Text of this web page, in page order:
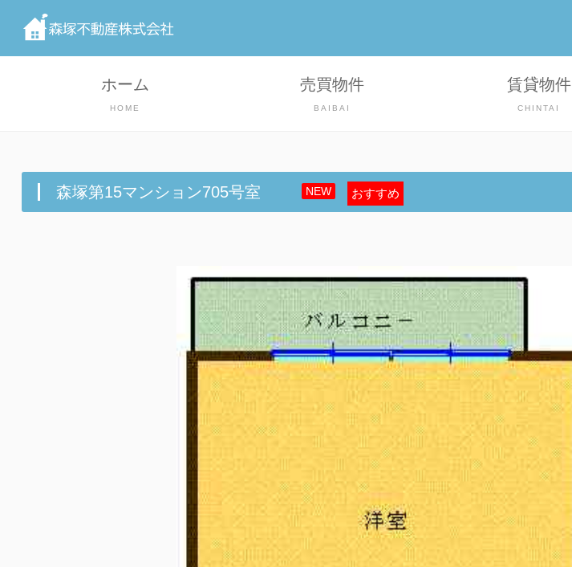
ホーム
HOME
売買物件
BAIBAI
賃貸物件
CHINTAI
森塚第15マンション705号室 NEW おすすめ